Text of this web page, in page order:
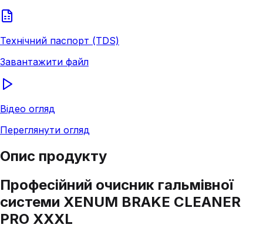
Технічний паспорт (TDS)
Завантажити файл
Відео огляд
Переглянути огляд
Опис продукту
Професійний очисник гальмівної
системи XENUM BRAKE CLEANER
PRO XXXL